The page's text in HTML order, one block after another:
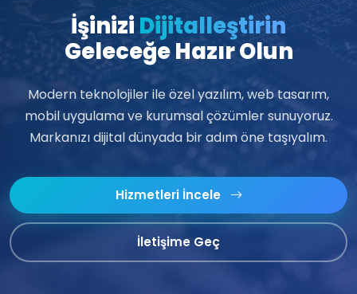
İşinizi Dijitalleştirin
Geleceğe Hazır Olun
Modern teknolojiler ile özel yazılım, web tasarım,
mobil uygulama ve kurumsal çözümler sunuyoruz.
Markanızı dijital dünyada bir adım öne taşıyalım.
Hizmetleri İncele
İletişime Geç